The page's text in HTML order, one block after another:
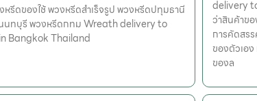
หรีดของใช้ พวงหรีดสำเร็จรูป พวงหรีดปทุมธานี
นทบุรี พวงหรีดกทม Wreath delivery to
Bangkok Thailand
delivery
ว่าสินค้าข
การคัดสร
ของตัวเอ
ของล